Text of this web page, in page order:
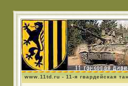
www.11td.ru - 11-я гвардейская